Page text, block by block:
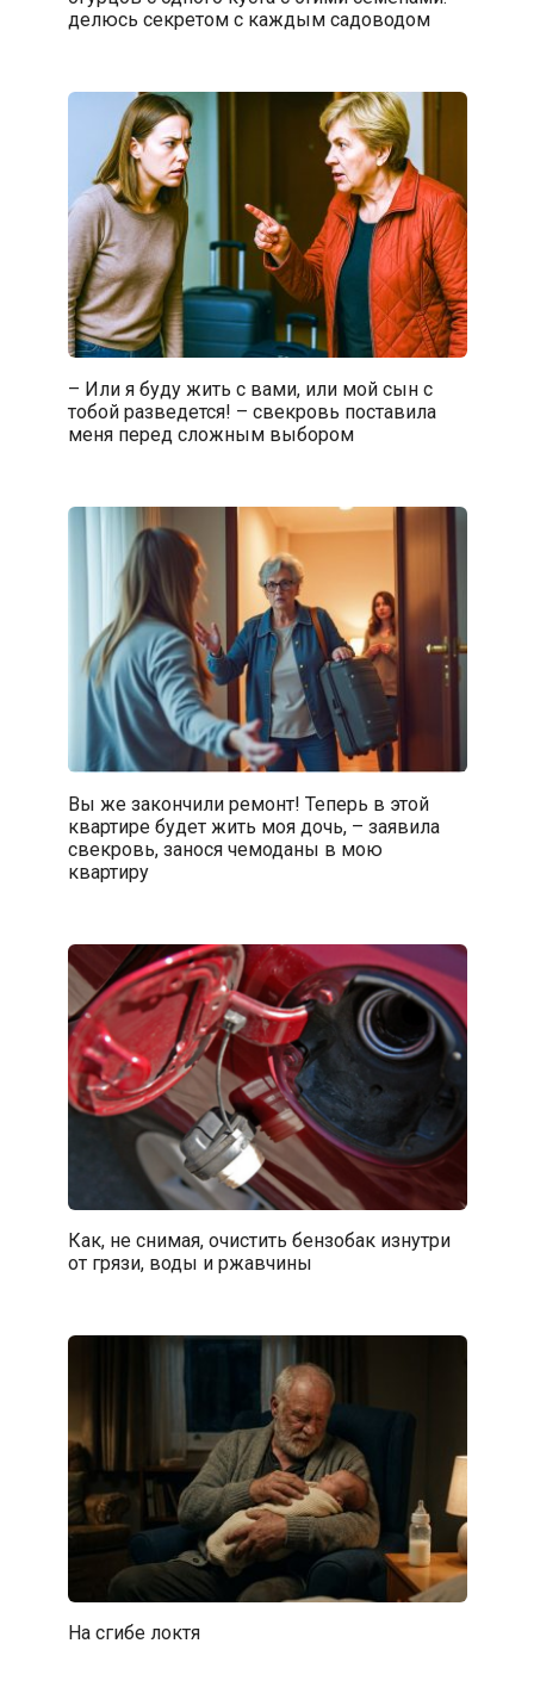
делюсь секретом с каждым садоводом
– Или я буду жить с вами, или мой сын с
тобой разведется! – свекровь поставила
меня перед сложным выбором
Вы же закончили ремонт! Теперь в этой
квартире будет жить моя дочь, – заявила
свекровь, занося чемоданы в мою
квартиру
Как, не снимая, очистить бензобак изнутри
от грязи, воды и ржавчины
На сгибе локтя